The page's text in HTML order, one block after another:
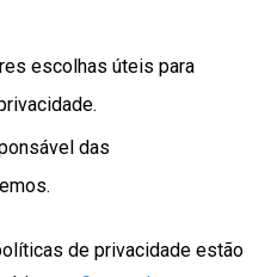
escolhas úteis para
das
de privacidade estão